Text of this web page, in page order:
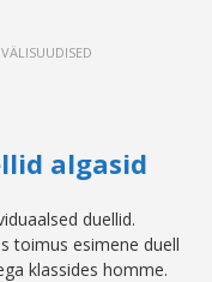
algasid
duellid.
toimus esimene duell
klassides homme.